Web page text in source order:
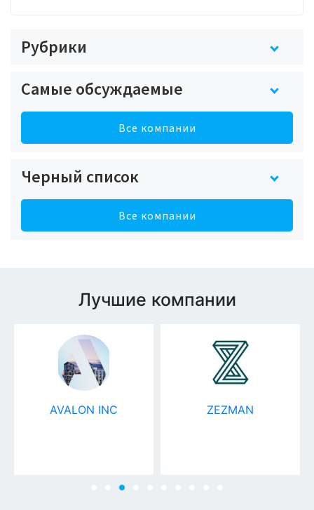
Рубрики
Самые обсуждаемые
Все компании
Черный список
Все компании
Лучшие компании
AVALON INC ZEZMAN